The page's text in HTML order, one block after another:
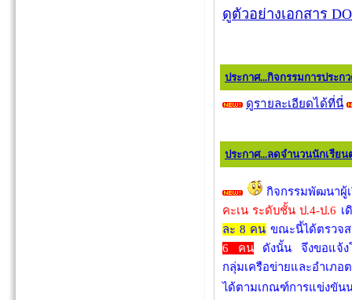
ดูตัวอย่างเอกสาร
ประกาศ...กิจกรรมการประ
ดูรายละเอียดได้ที่นี่
ประกาศ...ลดจำนวนนักเรีย
กิจกรรมพัฒนาผู้
คะเน ระดับชั้น ป.4-ป.6 เ
ละ 8 คน ขณะนี้ได้ตรวจ
6 คนดังนั้น จึงขอแจ้งโ
กลุ่มเครือข่ายและอำเภอ
ได้ตามเกณฑ์การแข่งขัน